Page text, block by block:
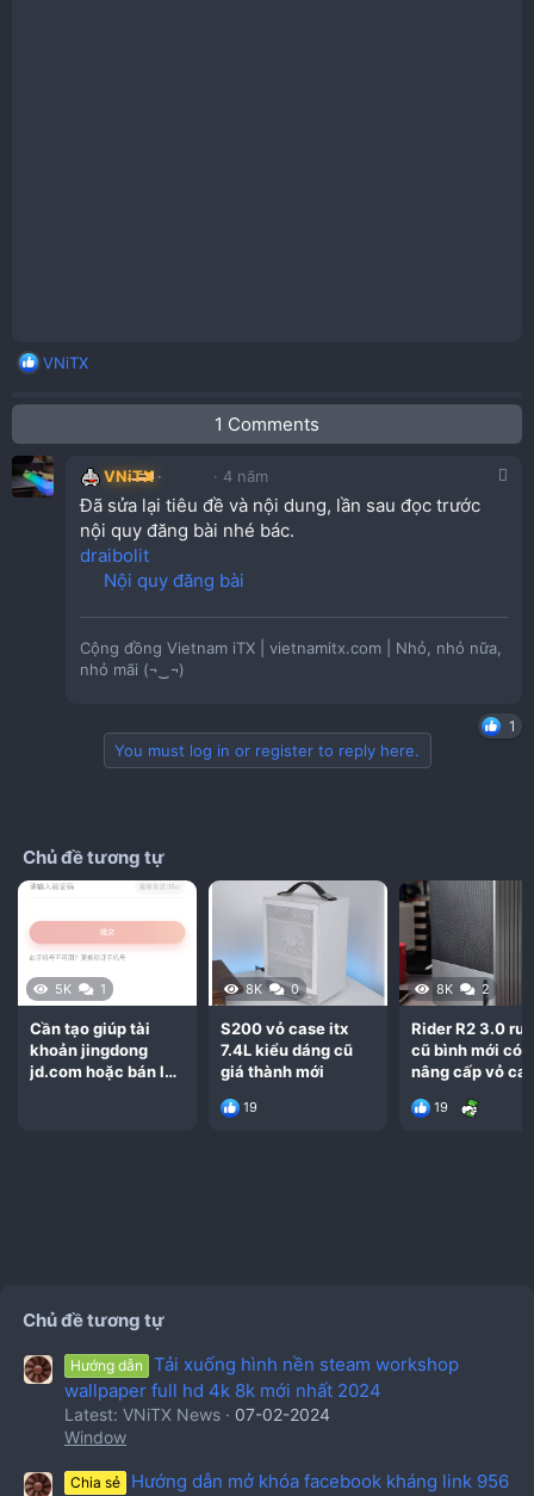
R
a
t
i
o
VNiTX
1 Comments
VNiTX 4 năm
Đã sửa lại tiêu đề và nội dung, lần sau đọc trước
nội quy đăng bài nhé bác.
draibolit
Nội quy đăng bài
Cộng đồng Vietnam iTX | vietnamitx.com | Nhỏ, nhỏ nữa,
nhỏ mãi (¬‿¬)
1
You must log in or register to reply here.
Chủ đề tương tự
5K 1
Cần tạo giúp tài
khoản jingdong
jd.com hoặc bán lại
8K 0
S200 vỏ case itx
7.4L kiểu dáng cũ
giá thành mới
19
8K 2
Rider R2 3.0
cũ bình mới có
nâng cấp vỏ
19
Chủ đề tương tự
Hướng dẫn
Tải xuống hình nền steam workshop
wallpaper full hd 4k 8k mới nhất 2024
Latest: VNiTX News
07-02-2024
Window
Chia sẻ
Hướng dẫn mở khóa facebook kháng link 956